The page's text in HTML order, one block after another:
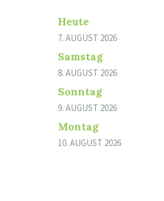
Heute
7. AUGUST 2026
Samstag
8. AUGUST 2026
Sonntag
9. AUGUST 2026
Montag
10. AUGUST 2026